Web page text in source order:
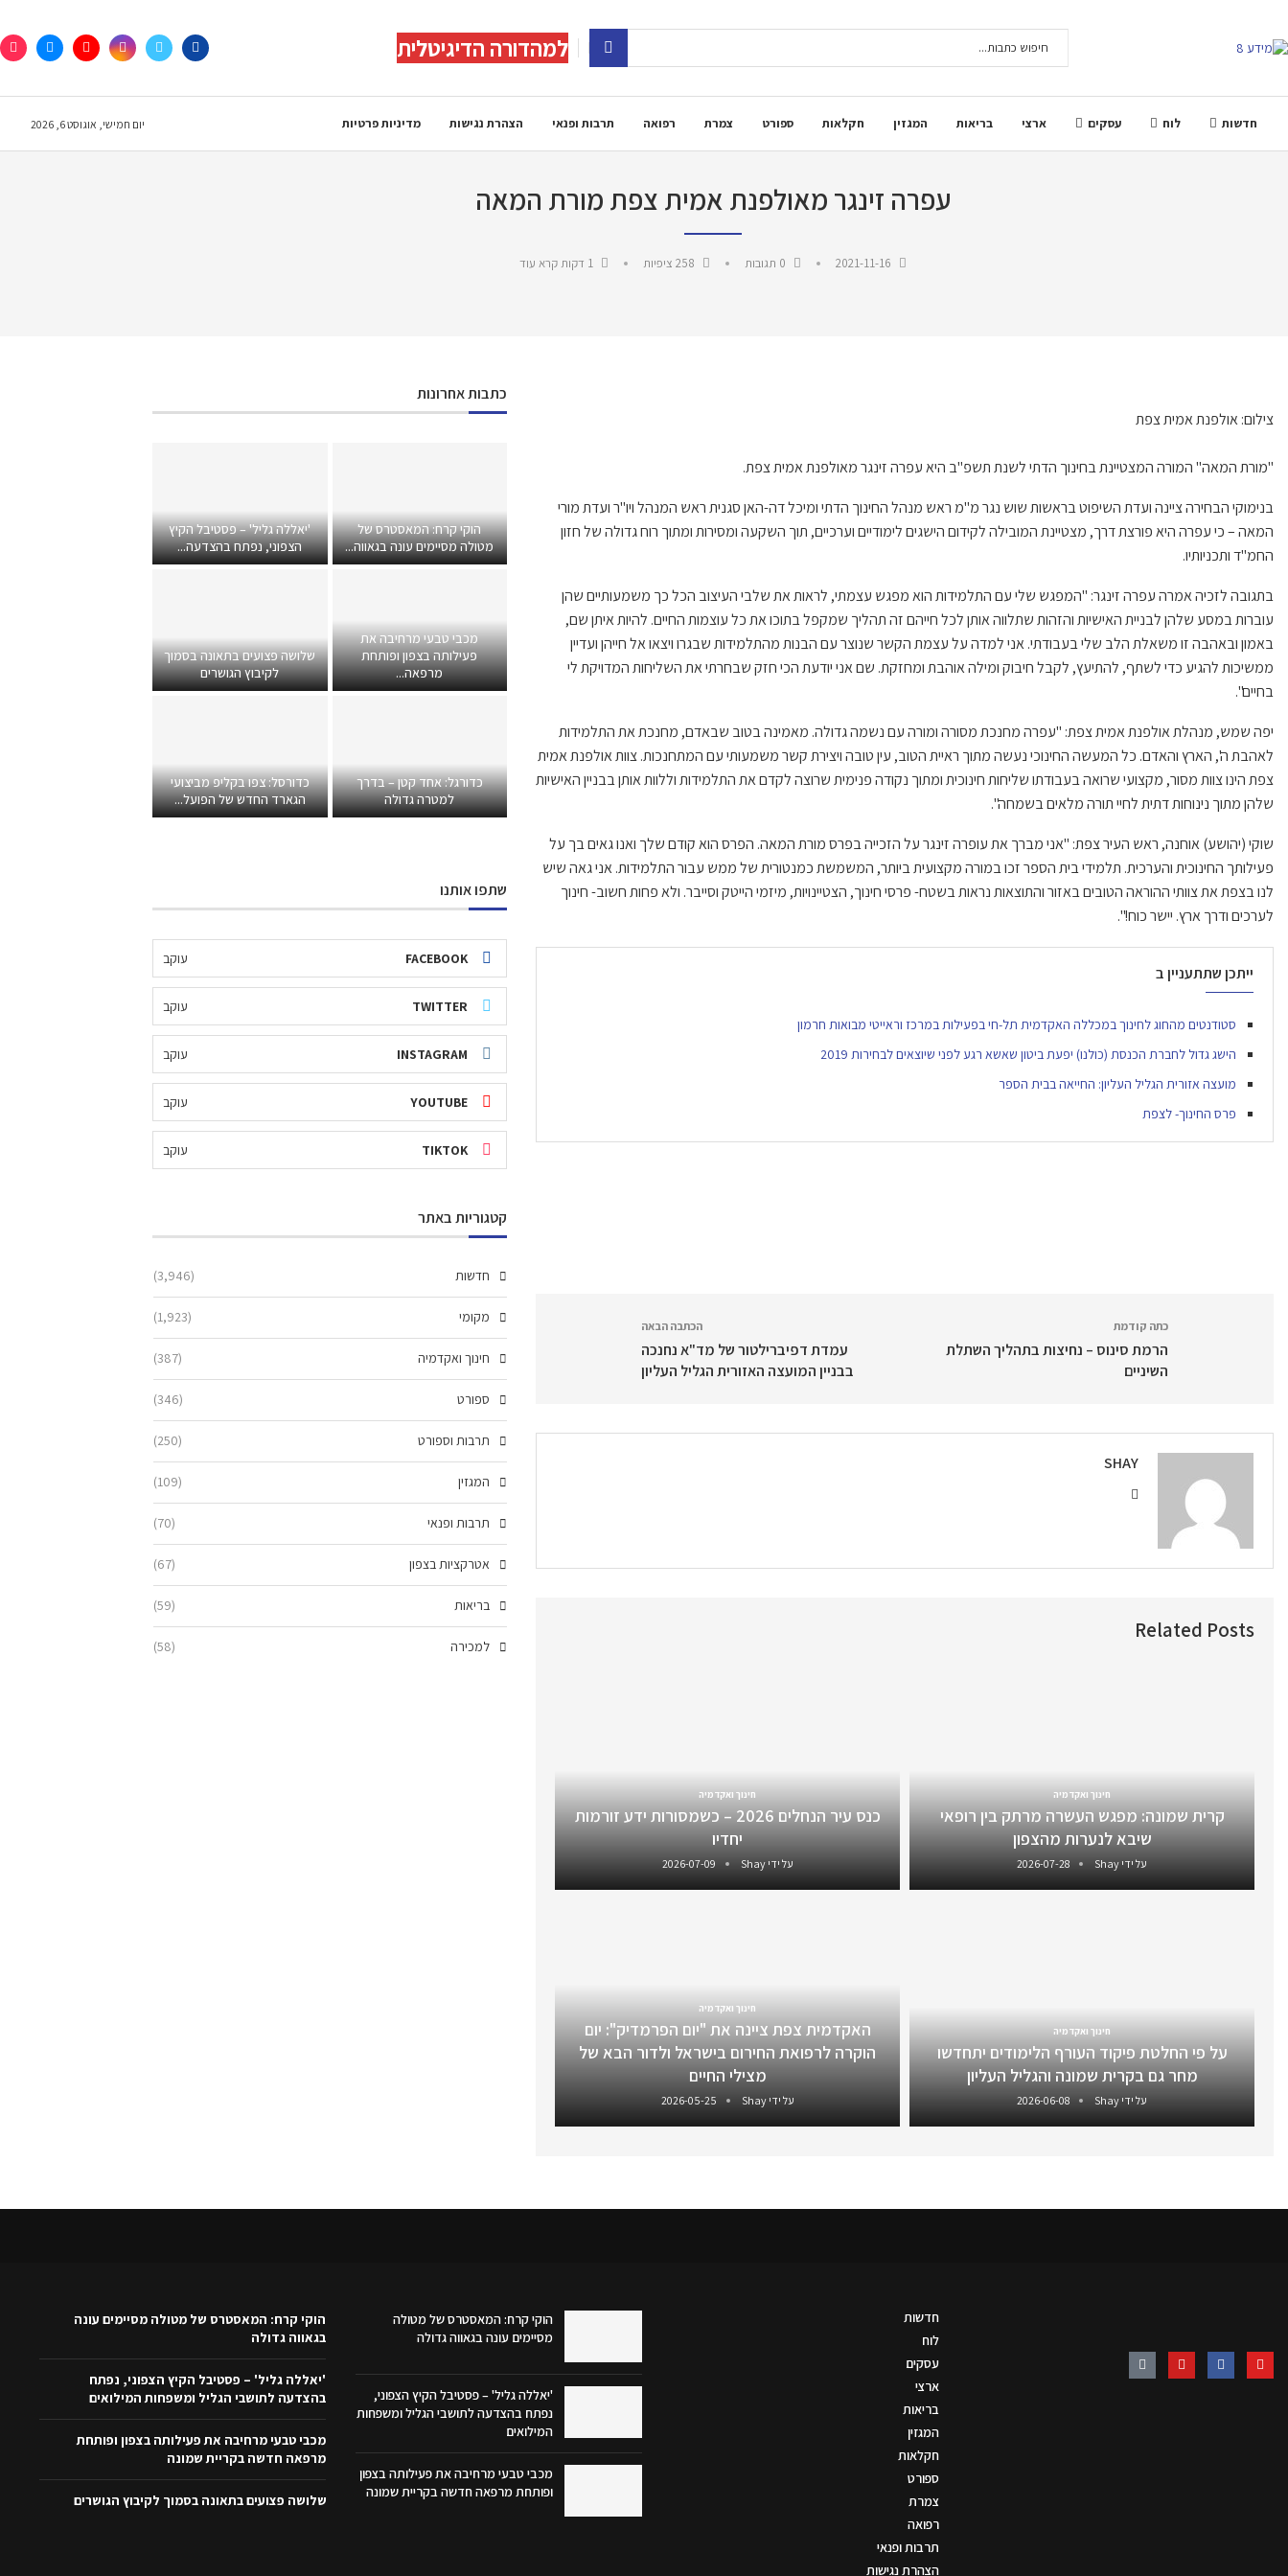
למהדורה הדיגיטלית
חדשות לוח עסקים ארצי בריאות המגזין חקלאות ספורט צמרת רפואה תרבות ופנאי הצהרת נגישות מדיניות פרטיות יום חמישי, אוגוסט 6, 2026
עפרה זינגר מאולפנת אמית צפת מורת המאה
2021-11-16
258 ציפיות
צילום: אולפנת אמית צפת
"מורת המאה" המורה המצטיינת בחינוך הדתי לשנת תשפ"ב היא עפרה זינגר מאולפנת אמית צפת.
בנימוקי הבחירה ציינה ועדת השיפוט בראשות שוש נגר מ"מ ראש מנהל החינוך הדתי ומיכל דה-האן סגנית ראש המנהל ויו"ר ועדת מורי
המאה – כי עפרה היא פורצת דרך, מצטיינת המובילה לקידום הישגים לימודיים וערכיים, תוך השקעה ומסירות ומתוך רוח גדולה של חזון
החמ"ד ותכניותיו.
בתגובה לזכיה אמרה עפרה זינגר: "המפגש שלי עם התלמידות הוא מפגש עצמתי, לראות את שלבי העיצוב הכל כך משמעותיים שהן
עוברות במסע שלהן לבניית האישיות והזהות שתלווה אותן לכל חייהם זה תהליך שמקפל בתוכו את כל עוצמות החיים. להיות איתן שם,
באמון ובאהבה זו משאלת הלב שלי בעבודתי. אני למדה על עצמת הקשר שנוצר עם הבנות מהתלמידות שבגרו ויצאו אל חייהן ועדיין
ממשיכות להגיע כדי לשתף, להתיעץ, לקבל חיבוק ומילה אוהבת ומחזקת. שם אני יודעת הכי חזק שבחרתי את השליחות המדויקת לי
בחיים".
יפה שמש, מנהלת אולפנת אמית צפת: "עפרה מחנכת מסורה ומורה עם נשמה גדולה. מאמינה בטוב שבאדם, מחנכת את התלמידות
לאהבת ה', הארץ והאדם. כל המעשה החינוכי נעשה מתוך ראיית הטוב, עין טובה ויצירת קשר משמעותי עם המתחנכות. צוות אולפנת אמית
צפת הינו צוות מסור, מקצועי שרואה בעבודתו שליחות חינוכית ומתוך נקודה פנימית שרוצה לקדם את התלמידות וללוות אותן בבניין האישיות
שלהן מתוך נינוחות דתית לחיי תורה מלאים בשמחה".
שוקי (יהושע) אוחנה, ראש העיר צפת: "אני מברך את עופרה זינגר על הזכייה בפרס מורת המאה. הפרס הוא קודם שלך ואנו גאים בך על
פעילותך החינוכית והערכית. תלמידי בית הספר זכו במורה מקצועית ביותר, המשמשת כמנטורית של ממש עבור התלמידות. אני גאה שיש
לנו בצפת את צוותי ההוראה הטובים באזור והתוצאות נראות בשטח- פרסי חינוך, הצטיינויות, מיזמי הייטק וסייבר. ולא פחות חשוב- חינוך
לערכים ודרך ארץ. יישר כוח!".
ייתכן שתתעניין ב
סטודנטים מהחוג לחינוך במכללה האקדמית תל-חי בפעילות במרכז וראייטי מבואות חרמון
הישג גדול לחברת הכנסת (כולנו) יפעת ביטון שאשא רגע לפני שיוצאים לבחירות 2019
מועצה אזורית הגליל העליון: החייאה בבית הספר
פרס החינוך- לצפת
כתה קודמת
הרמת סינוס – נחיצות בתהליך השתלת
השיניים
הכתבה הבאה
עמדת דפיברילטור של מד"א נחנכה
בבניין המועצה האזורית הגליל העליון
SHAY
Related Posts
חינוך ואקדמיה
קרית שמונה: מפגש העשרה מרתק בין רופאי
שיבא לנערות מהצפון
על ידי Shay
2026-07-28
חינוך ואקדמיה
כנס עיר הנחלים 2026 – כשמסורות ידע זורמות
יחדיו
על ידיShay
2026-07-09
חינוך ואקדמיה
על פי החלטת פיקוד העורף הלימודים יתחדשו
מחר גם בקרית שמונה והגליל העליון
על ידי Shay
2026-06-08
חינוך ואקדמיה
האקדמית צפת ציינה את "יום הפרמדיק": יום
הוקרה לרפואת החירום בישראל ולדור הבא של
מצילי החיים
על ידיShay
2026-05-25
כתבות אחרונות
הוקי קרח: המאסטרס של
מטולה מסיימים עונה בגאווה...
'יאללה גליל' – פסטיבל הקיץ
הצפוני, נפתח בהצדעה...
מכבי טבעי מרחיבה את
פעילותה בצפון ופותחת
מרפאה...
שלושה פצועים בתאונה בסמוך
לקיבוץ הגושרים
כדורגל: אחד קטן – בדרך
למטרה גדולה
כדורסל: צפו בקליפ מביצועי
הגארד החדש של הפועל...
שתפו אותנו
FACEBOOK עוקב
TWITTER עוקב
INSTAGRAM עוקב
YOUTUBE עוקב
TIKTOK עוקב
קטגוריות באתר
חדשות (3,946)
מקומי (1,923)
חינוך ואקדמיה (387)
ספורט (346)
תרבות וספורט (250)
המגזין (109)
תרבות ופנאי (70)
אטרקציות בצפון (67)
בריאות (59)
למכירה (58)
חדשות
לוח
עסקים
ארצי
בריאות
המגזין
חקלאות
ספורט
צמרת
רפואה
תרבות ופנאי
הצהרת נגישות
הוקי קרח: המאסטרס של מטולה
מסיימים עונה בגאווה גדולה
'יאללה גליל' – פסטיבל הקיץ הצפוני,
נפתח בהצדעה לתושבי הגליל ומשפחות
המילואים
מכבי טבעי מרחיבה את פעילותה בצפון
ופותחת מרפאה חדשה בקריית שמונה
הוקי קרח: המאסטרס של מטולה מסיימים עונה
בגאווה גדולה
'יאללה גליל' – פסטיבל הקיץ הצפוני, נפתח
בהצדעה לתושבי הגליל ומשפחות המילואים
מכבי טבעי מרחיבה את פעילותה בצפון ופותחת
מרפאה חדשה בקריית שמונה
שלושה פצועים בתאונה בסמוך לקיבוץ הגושרים